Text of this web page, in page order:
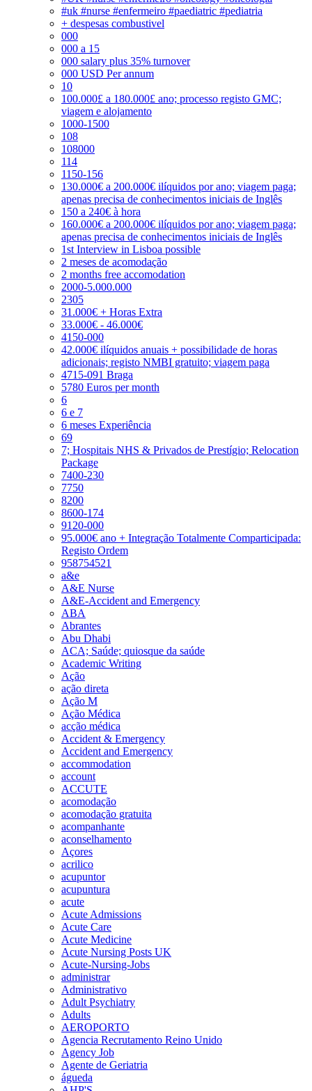
#uk #nurse #enfermeiro #paediatric #pediatria
+ despesas combustivel
000
000 a 15
000 salary plus 35% turnover
000 USD Per annum
10
100.000£ a 180.000£ ano; processo registo GMC;
viagem e alojamento
1000-1500
108
108000
114
1150-156
130.000€ a 200.000€ ilíquidos por ano; viagem paga;
apenas precisa de conhecimentos iniciais de Inglês
150 a 240€ à hora
160.000€ a 200.000€ ilíquidos por ano; viagem paga;
apenas precisa de conhecimentos iniciais de Inglês
1st Interview in Lisboa possible
2 meses de acomodação
2 months free accomodation
2000-5.000.000
2305
31.000€ + Horas Extra
33.000€ - 46.000€
4150-000
42.000€ ilíquidos anuais + possibilidade de horas
adicionais; registo NMBI gratuito; viagem paga
4715-091 Braga
5780 Euros per month
6
6 e 7
6 meses Experiência
69
7; Hospitais NHS & Privados de Prestígio; Relocation
Package
7400-230
7750
8200
8600-174
9120-000
95.000€ ano + Integração Totalmente Comparticipada:
Registo Ordem
958754521
a&e
A&E Nurse
A&E-Accident and Emergency
ABA
Abrantes
Abu Dhabi
ACA; Saúde; quiosque da saúde
Academic Writing
Ação
ação direta
Ação M
Ação Médica
acção médica
Accident & Emergency
Accident and Emergency
accommodation
account
ACCUTE
acomodação
acomodação gratuita
acompanhante
aconselhamento
Açores
acrilico
acupuntor
acupuntura
acute
Acute Admissions
Acute Care
Acute Medicine
Acute Nursing Posts UK
Acute-Nursing-Jobs
administrar
Administrativo
Adult Psychiatry
Adults
AEROPORTO
Agencia Recrutamento Reino Unido
Agency Job
Agente de Geriatria
águeda